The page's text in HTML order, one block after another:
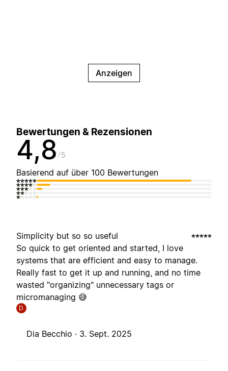
Anzeigen
Bewertungen & Rezensionen
4,8 5
Basierend auf über 100 Bewertungen
Simplicity but so so useful
So quick to get oriented and started, I love
systems that are efficient and easy to manage.
Really fast to get it up and running, and no time
wasted "organizing" unnecessary tags or
micromanaging 😅
D
Dia Becchio · 3. Sept. 2025